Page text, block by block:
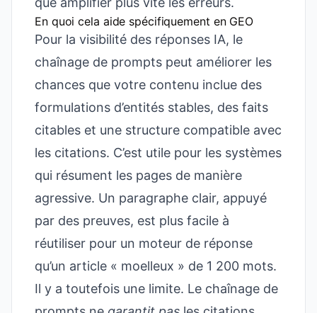
En quoi cela aide spécifiquement en GEO
Pour la visibilité des réponses IA, le
chaînage de prompts peut améliorer les
chances que votre contenu inclue des
formulations d’entités stables, des faits
citables et une structure compatible avec
les citations. C’est utile pour les systèmes
qui résument les pages de manière
agressive. Un paragraphe clair, appuyé
par des preuves, est plus facile à
réutiliser pour un moteur de réponse
qu’un article « moelleux » de 1 200 mots.
Il y a toutefois une limite. Le chaînage de